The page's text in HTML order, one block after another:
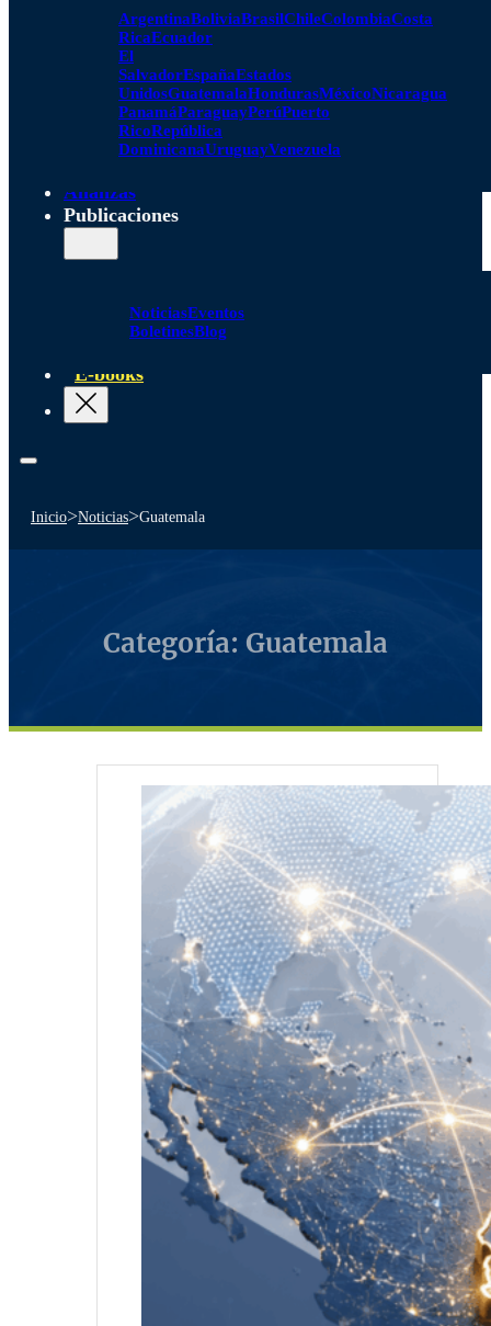
ArgentinaBoliviaBrasilChileColombiaCosta
RicaEcuador
El
SalvadorEspañaEstados
UnidosGuatemalaHondurasMéxicoNicaragua
PanamáParaguayPerúPuerto
RicoRepública
DominicanaUruguayVenezuela
Alianzas
Publicaciones
NoticiasEventos
BoletinesBlog
E-books
Inicio>Noticias>Guatemala
Categoría: Guatemala